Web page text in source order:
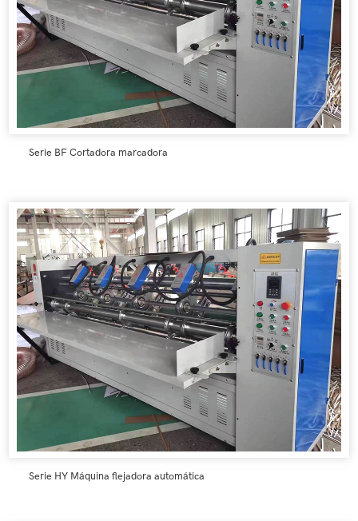
Serie BF Cortadora marcadora
Serie HY Máquina flejadora automática